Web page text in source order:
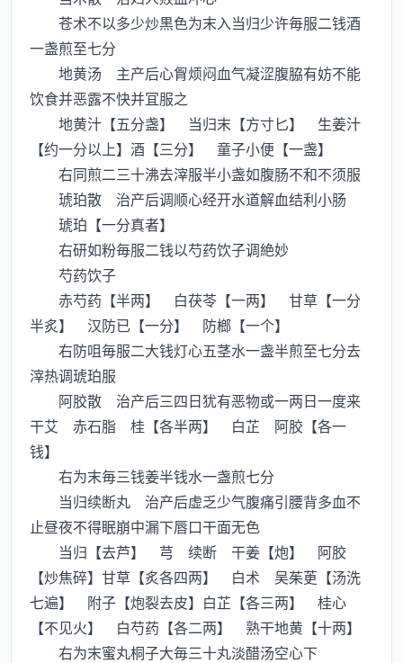
苍术不以多少炒黒色为末入当归少许毎服二钱酒
一盏煎至七分
地黄汤 主产后心胷烦闷血气凝涩腹脇有妨不能
饮食并恶露不快并冝服之
地黄汁【五分盏】 当归末【方寸匕】 生姜汁
【约一分以上】酒【三分】 童子小便【一盏】
右同煎二三十沸去滓服半小盏如腹肠不和不须服
琥珀散 治产后调顺心经开水道解血结利小肠
琥珀【一分真者】
右研如粉毎服二钱以芍药饮子调絶妙
芍药饮子
赤芍药【半两】 白茯苓【一两】 甘草【一分
半炙】 汉防已【一分】 防榔【一个】
右防咀毎服二大钱灯心五茎水一盏半煎至七分去
滓热调琥珀服
阿胶散 治产后三四日犹有恶物或一两日一度来
干艾 赤石脂 桂【各半两】 白芷 阿胶【各一
钱】
右为末毎三钱姜半钱水一盏煎七分
当归续断丸 治产后虚乏少气腹痛引腰背多血不
止昼夜不得眠崩中漏下唇口干面无色
当归【去芦】 芎 续断 干姜【炮】 阿胶
【炒焦碎】甘草【炙各四两】 白术 吴茱茰【汤洗
七遍】 附子【炮裂去皮】白芷【各三两】 桂心
【不见火】 白芍药【各二两】 熟干地黄【十两】
右为末蜜丸桐子大毎三十丸淡醋汤空心下